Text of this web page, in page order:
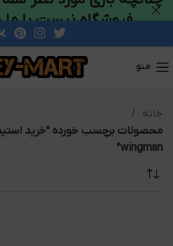
منو
خانه
wingman”
فروشگاه نیست با